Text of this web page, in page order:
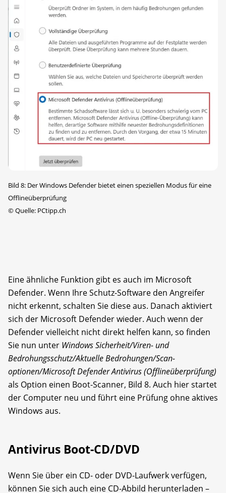
Bild 8: Der Windows Defender bietet einen speziellen Modus für eine
Offlineüberprüfung
©Quelle: PCtipp.ch
Eine ähnliche Funktion gibt es auch im Microsoft
Defender. Wenn Ihre Schutz-Software den Angreifer
nicht erkennt, schalten Sie diese aus. Danach aktiviert
sich der Microsoft Defender wieder. Auch wenn der
Defender vielleicht nicht direkt helfen kann, so finden
Sie nun unter Windows Sicherheit/Viren- und
Bedrohungsschutz/Aktuelle Bedrohungen/Scan­
optionen/Microsoft Defender Antivirus (Offlineüberprüfung)
als Option einen Boot-Scanner, Bild 8. Auch hier startet
der Computer neu und führt eine Prüfung ohne aktives
Windows aus.
Antivirus Boot-CD/DVD
Wenn Sie über ein CD- oder DVD-Laufwerk verfügen,
können Sie sich auch eine CD-Abbild herunterladen –